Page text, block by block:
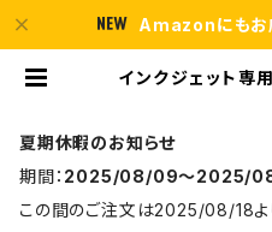
Amazonにもお
インクジェット専
夏期休暇のお知らせ
期間： 2025/08/09〜2025/
この間のご注文は2025/08/18よ